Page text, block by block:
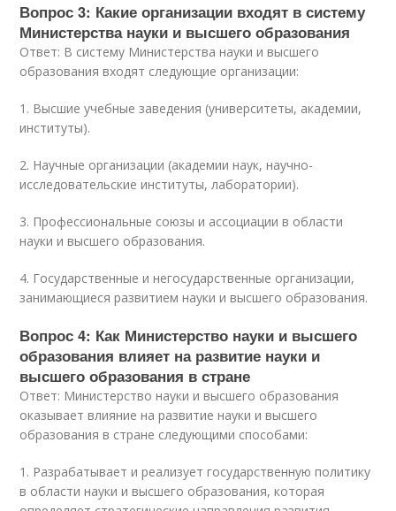
Вопрос 3: Какие организации входят в систему
Министерства науки и высшего образования
Ответ: В систему Министерства науки и высшего
образования входят следующие организации:
1. Высшие учебные заведения (университеты, академии,
институты).
2. Научные организации (академии наук, научно-
исследовательские институты, лаборатории).
3. Профессиональные союзы и ассоциации в области
науки и высшего образования.
4. Государственные и негосударственные организации,
занимающиеся развитием науки и высшего образования.
Вопрос 4: Как Министерство науки и высшего
образования влияет на развитие науки и
высшего образования в стране
Ответ: Министерство науки и высшего образования
оказывает влияние на развитие науки и высшего
образования в стране следующими способами:
1. Разрабатывает и реализует государственную политику
в области науки и высшего образования, которая